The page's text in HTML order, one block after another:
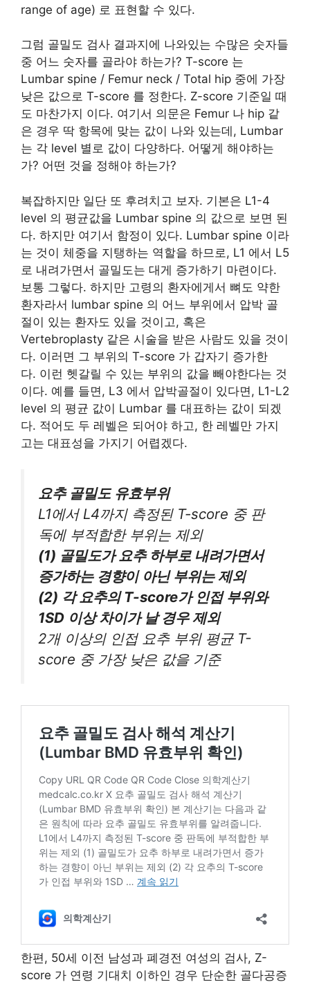
range of age) 로 표현할 수 있다.
그럼 골밀도 검사 결과지에 나와있는 수많은 숫자들
중 어느 숫자를 골라야 하는가? T-score 는
Lumbar spine / Femur neck / Total hip 중에 가장
낮은 값으로 T-score 를 정한다. Z-score 기준일 때
도 마찬가지 이다. 여기서 의문은 Femur 나 hip 같
은 경우 딱 항목에 맞는 값이 나와 있는데, Lumbar
는 각 level 별로 값이 다양하다. 어떻게 해야하는
가? 어떤 것을 정해야 하는가?
복잡하지만 일단 또 후려치고 보자. 기본은 L1-4
level 의 평균값을 Lumbar spine 의 값으로 보면 된
다. 하지만 여기서 함정이 있다. Lumbar spine 이라
는 것이 체중을 지탱하는 역할을 하므로, L1 에서 L5
로 내려가면서 골밀도는 대게 증가하기 마련이다.
보통 그렇다. 하지만 고령의 환자에게서 뼈도 약한
환자라서 lumbar spine 의 어느 부위에서 압박 골
절이 있는 환자도 있을 것이고, 혹은
Vertebroplasty 같은 시술을 받은 사람도 있을 것이
다. 이러면 그 부위의 T-score 가 갑자기 증가한
다. 이런 헷갈릴 수 있는 부위의 값을 빼야한다는 것
이다. 예를 들면, L3 에서 압박골절이 있다면, L1-L2
level 의 평균 값이 Lumbar 를 대표하는 값이 되겠
다. 적어도 두 레벨은 되어야 하고, 한 레벨만 가지
고는 대표성을 가지기 어렵겠다.
요추 골밀도 유효부위
L1에서 L4까지 측정된 T-score 중 판
독에 부적합한 부위는 제외
(1) 골밀도가 요추 하부로 내려가면서
증가하는 경향이 아닌 부위는 제외
(2) 각 요추의 T-score가 인접 부위와
1SD 이상 차이가 날 경우 제외
2개 이상의 인접 요추 부위 평균 T-
score 중 가장 낮은 값을 기준
한편, 50세 이전 남성과 폐경전 여성의 검사, Z-
score 가 연령 기대치 이하인 경우 단순한 골다공증